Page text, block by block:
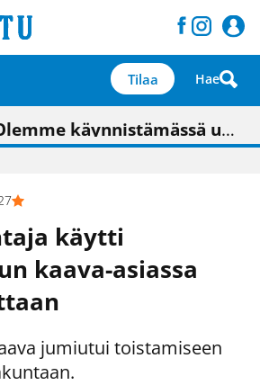
Tilaa Hae
pitäisi näkyä hieman parempana painojäljen laatuna lehdessä
kunnantalo on valoisa
käynnistämässä uudelleen keskustavisiotyön”
totuttu elämään omavaraisemmin kuin kaupungissa"
käytti
kaava-asiassa
jumiutui toistamiseen